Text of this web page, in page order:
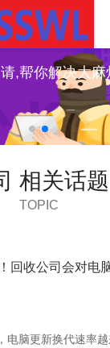
,帮你解决大麻
相关话题
TOPIC
回收公司会对电
电脑更新换代速率